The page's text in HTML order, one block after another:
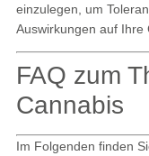
einzulegen, um
Auswirkungen auf Ihre
FAQ zum
Cannabis
Im Folgenden finden